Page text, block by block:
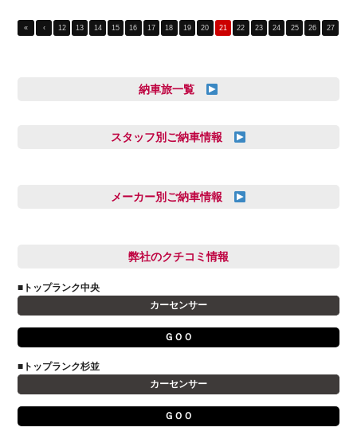
« ‹ 12 13 14 15 16 17 18 19 20 21 22 23 24 25 26 27
納車旅一覧
スタッフ別ご納車情報
多田 健人
小澤 孝久
小野 利公
山本 大輔
岩井 裕一
メーカー別ご納車情報
FIAT
JAGUAR
アストンマーティン
アルファロメオ
キャデラック
弊社のクチコミ情報
■トップランク中央
カーセンサー
ＧＯＯ
■トップランク杉並
カーセンサー
ＧＯＯ